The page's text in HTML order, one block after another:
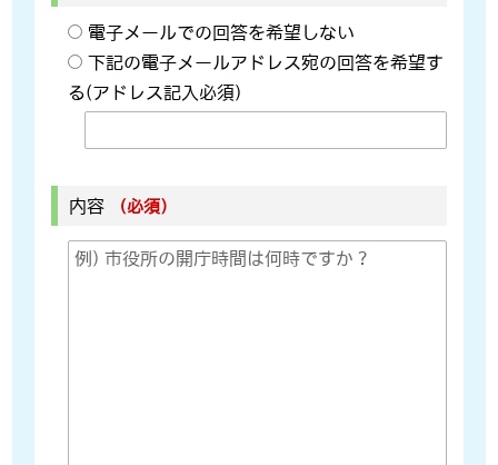
電子メールでの回答を希望しない
下記の電子メールアドレス宛の回答を希望す
る(アドレス記入必須)
内容 （必須）